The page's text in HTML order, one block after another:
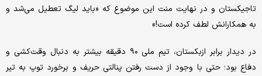
تاجیکستان و در نهایت منت این موضوع که «باید لیگ تعطیل می‌شد و
به همکارانش لطف کرده است!»
در دیدار برابر ازبکستان، تیم ملی ۹۰ دقیقه بیشتر به دنبال وقت‌کشی و
دفاع بود؛ حتی با وجود از دست رفتن پنالتی حریف و برخورد توپ به تیر